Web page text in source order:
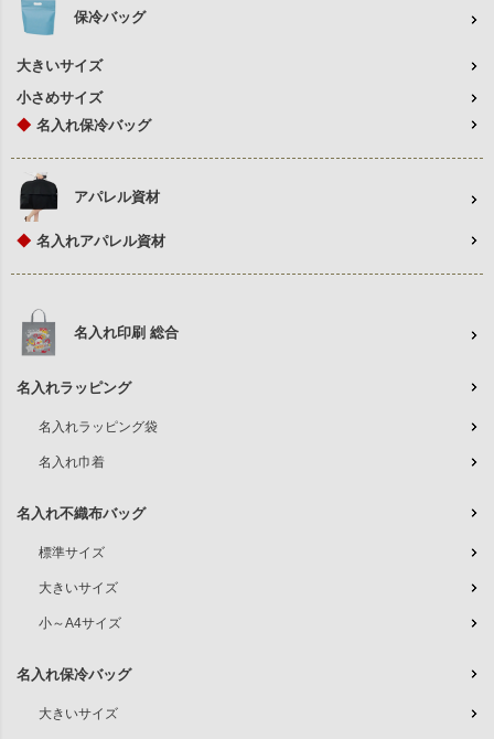
保冷バッグ
大きいサイズ
小さめサイズ
◆ 名入れ保冷バッグ
アパレル資材
◆ 名入れアパレル資材
名入れ印刷 総合
名入れラッピング
名入れラッピング袋
名入れ巾着
名入れ不織布バッグ
標準サイズ
大きいサイズ
小～A4サイズ
名入れ保冷バッグ
大きいサイズ